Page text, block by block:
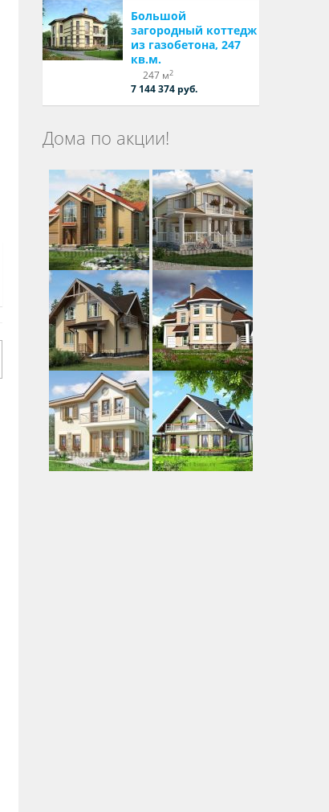
Большой
загородный коттедж
из газобетона, 247
кв.м.
247 м2
7 144 374 руб.
Дома по акции!